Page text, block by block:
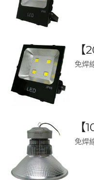
免焊
免焊